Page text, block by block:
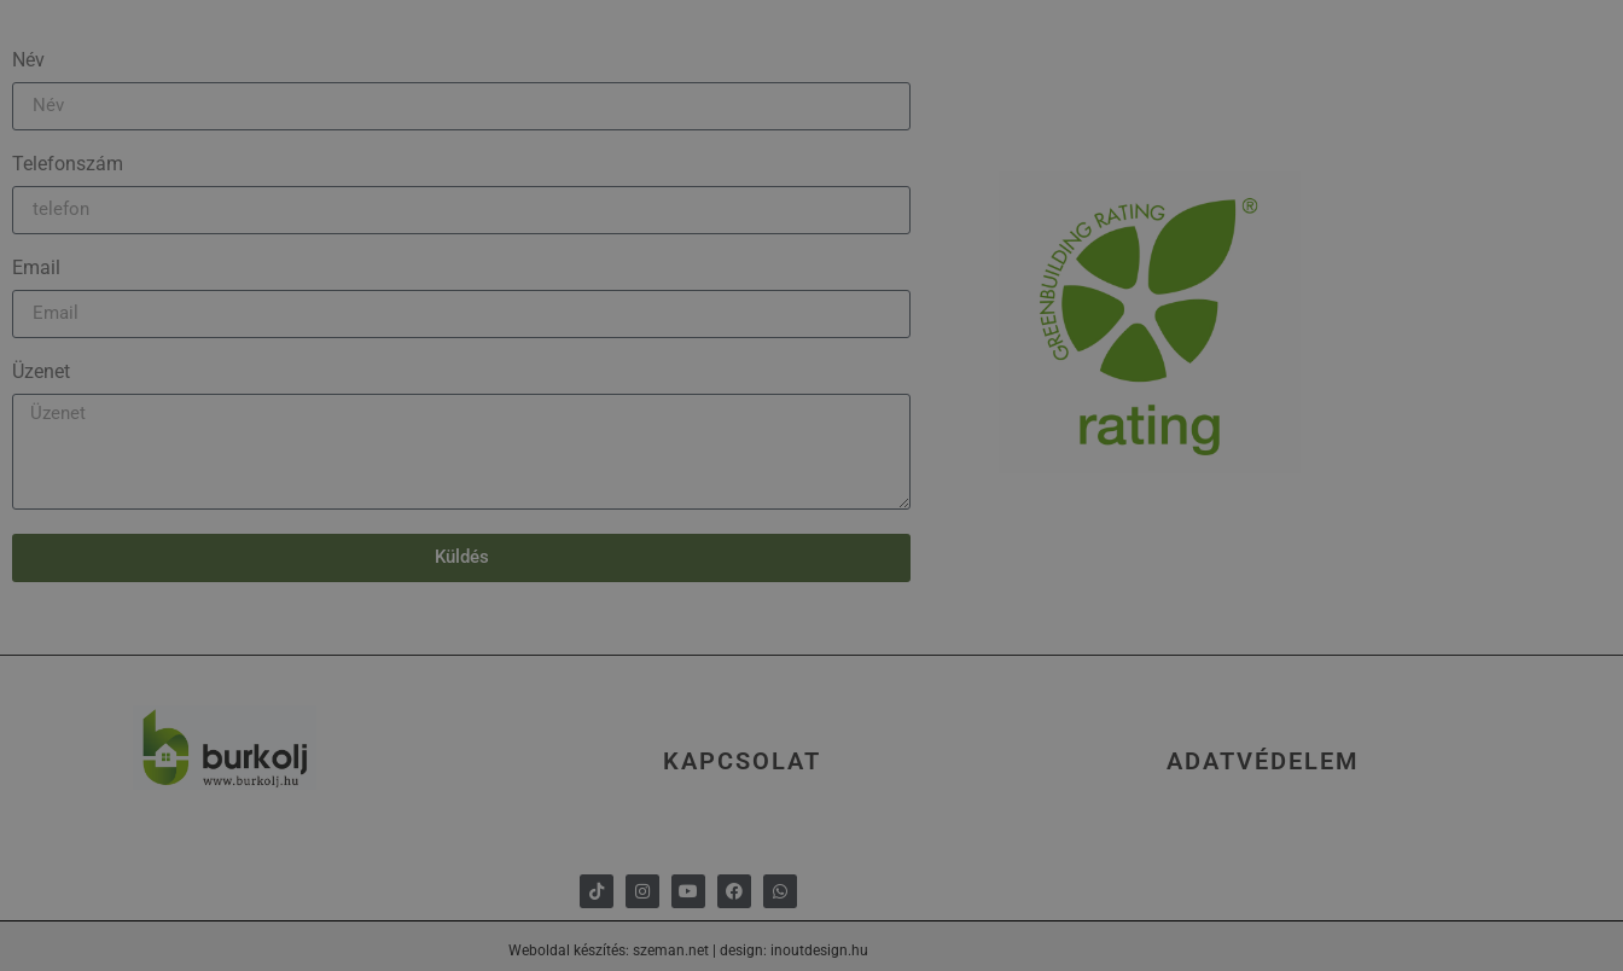
Név
Telefonszám
Email
Üzenet
Küldés
KAPCSOLAT ADATVÉDELEM
Weboldal készítés: szeman.net | design: inoutdesign.hu